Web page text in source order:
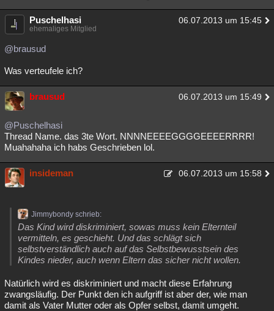
Puschelhasi 06.07.2013 um 15:45
ehemaliges Mitglied
@brausud
Was verteufele ich?
brausud 06.07.2013 um 15:49
@Puschelhasi
Thread Name. das 3te Wort. NNNNEEEEGGGGEEEERRRR!
Muahahaha ich habs Geschrieben lol.
insideman 06.07.2013 um 15:58
Jimmybondy schrieb:
Das Kind wird diskriminiert, sowas muss kein Elternteil
vermitteln, es geschieht. Und das schlägt sich
selbstverständlich auch auf das Selbstbewusstsein des
Kindes nieder, auch wenn Eltern das sicher nicht wollen.
Natürlich wird es diskriminiert und macht diese Erfahrung
zwangsläufig. Der Punkt den ich aufgriff ist aber der, wie man
damit als Vater Mutter oder als Opfer selbst, damit umgeht.